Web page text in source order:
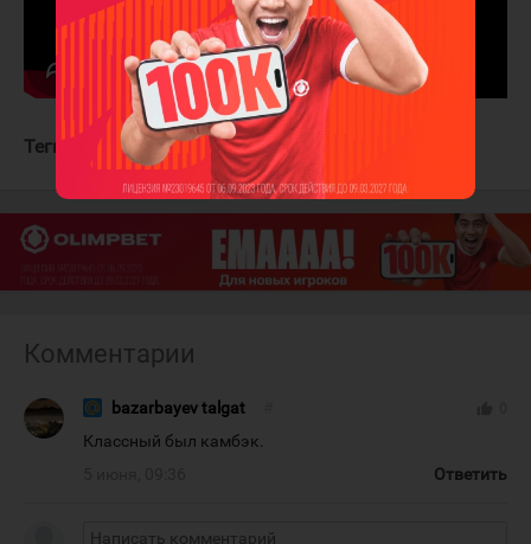
Теги: Каролина Харрикейнз Вегас Голден Найтс
Комментарии
bazarbayev talgat
Классный был камбэк.
Ответить